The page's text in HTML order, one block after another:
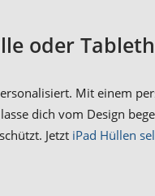
oder
Mit einem
dich vom Design
Jetzt iPad Hüllen